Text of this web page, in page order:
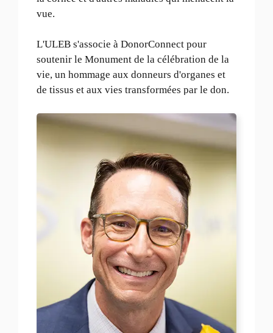
vue.
L'ULEB s'associe à DonorConnect pour
soutenir le Monument de la célébration de la
vie, un hommage aux donneurs d'organes et
de tissus et aux vies transformées par le don.